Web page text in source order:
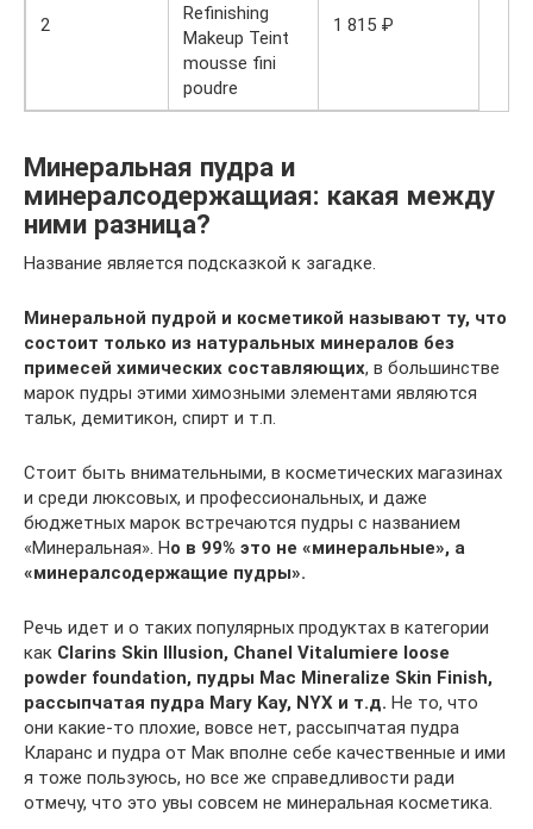
2
Refinishing
Makeup Teint
mousse fini
poudre
1 815 ₽
Минеральная пудра и
минералсодержащиая: какая между
ними разница?
Название является подсказкой к загадке.
Минеральной пудрой и косметикой называют ту, что
состоит только из натуральных минералов без
примесей химических составляющих, в большинстве
марок пудры этими химозными элементами являются
тальк, демитикон, спирт и т.п.
Стоит быть внимательными, в косметических магазинах
и среди люксовых, и профессиональных, и даже
бюджетных марок встречаются пудры с названием
«Минеральная». Но в 99% это не «минеральные», а
«минералсодержащие пудры».
Речь идет и о таких популярных продуктах в категории
как Clarins Skin Illusion, Chanel Vitalumiere loose
powder foundation, пудры Mac Mineralize Skin Finish,
рассыпчатая пудра Mary Kay, NYX и т.д. Не то, что
они какие-то плохие, вовсе нет, рассыпчатая пудра
Кларанс и пудра от Мак вполне себе качественные и ими
я тоже пользуюсь, но все же справедливости ради
отмечу, что это увы совсем не минеральная косметика.